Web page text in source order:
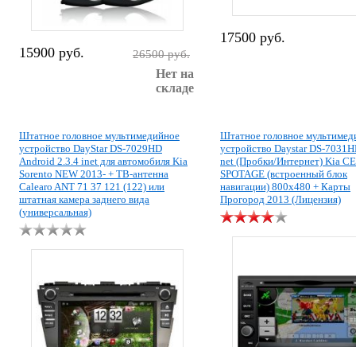
15900 руб. 26500 руб.
Нет на
складе
17500 руб.
Штатное головное мультимедийное
устройство DayStar DS-7029HD
Android 2.3.4 inet для автомобиля Kia
Sorento NEW 2013- + ТВ-антенна
Calearo ANT 71 37 121 (122) или
штатная камера заднего вида
(универсальная)
Штатное головное
устройство Daystar DS-
net (Пробки/Интернет) Kia
SPOTAGE (встроенный блок
навигации) 800х480 + Карты
Прогород 2013 (Лицензия)